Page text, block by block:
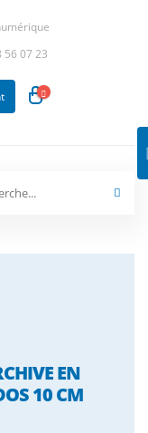
56 07 23
EN
10 CM